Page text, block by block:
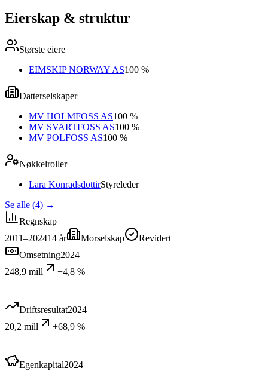
Eierskap & struktur
Største eiere
EIMSKIP NORWAY AS100 %
Datterselskaper
MV HOLMFOSS AS100 %
MV SVARTFOSS AS100 %
MV POLFOSS AS100 %
Nøkkelroller
Lara KonradsdottirStyreleder
Se alle (4) →
Regnskap
2011–202414 år Morselskap
Revidert
Omsetning2024
248,9 mill
+4,8 %
Driftsresultat2024
20,2 mill
+68,9 %
Egenkapital2024